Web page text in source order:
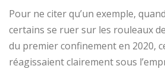
Pour ne citer qu’un exemple,
certains se ruer sur les rouleaux
du premier confinement en 2020,
réagissaient clairement sous